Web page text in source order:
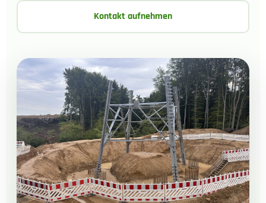
Kontakt aufnehmen